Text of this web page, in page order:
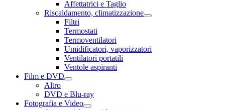
Affettatrici e Taglio
Riscaldamento, climatizzazione
Filtri
Termostati
Termoventilatori
Umidificatori, vaporizzatori
Ventilatori portatili
Ventole aspiranti
Film e DVD
Altro
DVD e Blu-ray
Fotografia e Video